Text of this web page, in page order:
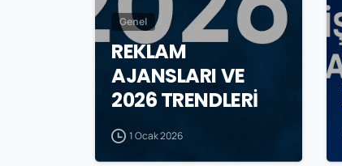
Genel
REKLAM
AJANSLARI VE
2026 TRENDLERİ
1 Ocak 2026